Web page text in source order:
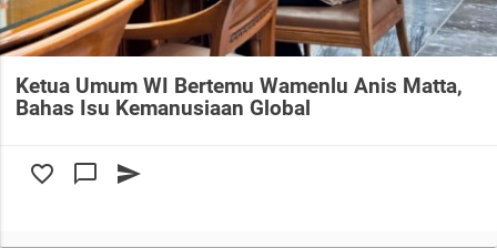
Ketua Umum WI Bertemu Wamenlu Anis Matta,
Bahas Isu Kemanusiaan Global
favorite_border chat_bubble_outline send